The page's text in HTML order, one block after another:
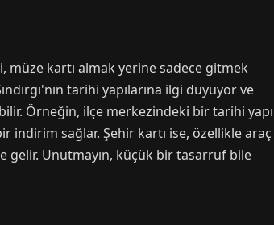
müze kartı almak yerine sadece gitmek
tarihi yapılarına ilgi duyuyor ve
Örneğin, ilçe merkezindeki bir tarihi yapı
indirim sağlar. Şehir kartı ise, özellikle araç
gelir. Unutmayın, küçük bir tasarruf bile